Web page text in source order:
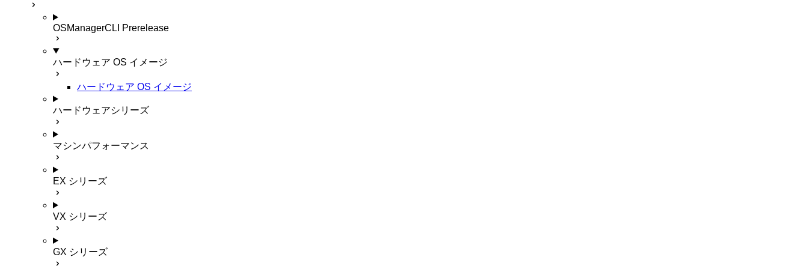
OSManagerCLI Prerelease
ハードウェア OS イメージ
ハードウェア OS イメージ
ハードウェアシリーズ
マシンパフォーマンス
EX シリーズ
VX シリーズ
GX シリーズ